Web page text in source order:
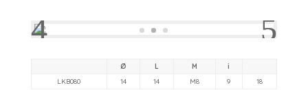
Ø L M
i
LKB080
14 14 M8 9 18